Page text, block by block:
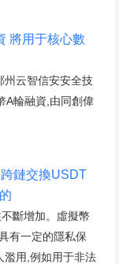
將用于核心數
州云智信安安全技
A輪融資,由同創偉
鏈交換USDT
斷增加。虛擬幣
有一定的隱私保
濫用,例如用于非法